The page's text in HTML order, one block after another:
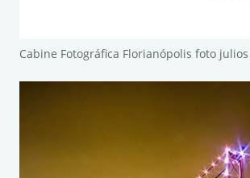
Cabine Fotográfica Florianópolis foto julios